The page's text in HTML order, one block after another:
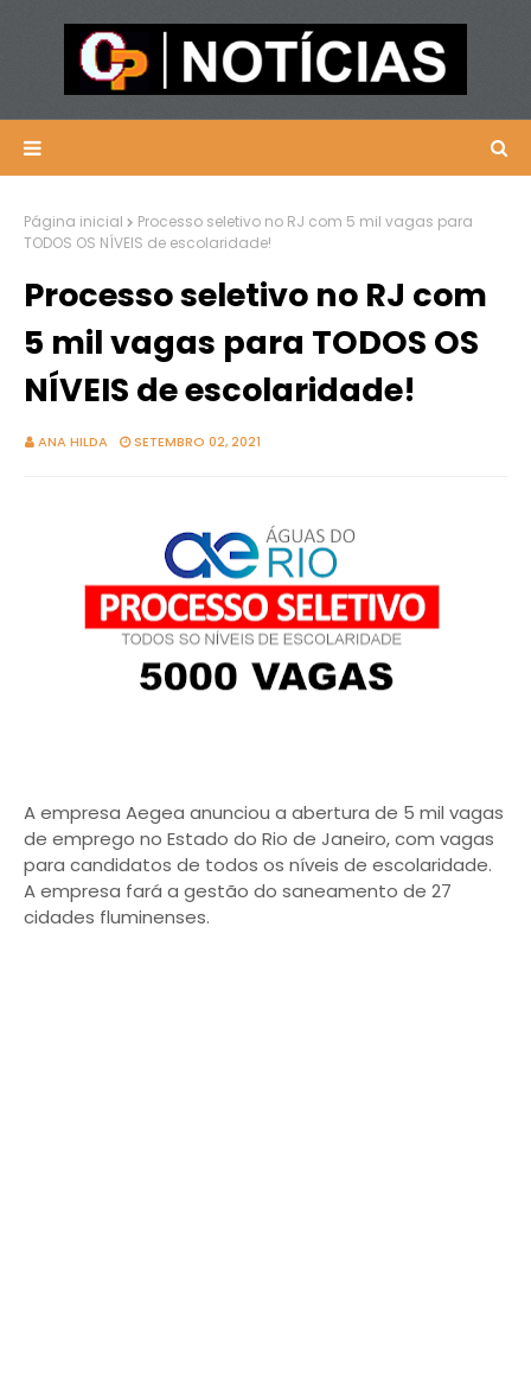
Página inicial
Processo seletivo no RJ com 5 mil vagas para
TODOS OS NÍVEIS de escolaridade!
Processo seletivo no RJ com
5 mil vagas para TODOS OS
NÍVEIS de escolaridade!
ANA HILDA SETEMBRO 02, 2021
A empresa Aegea anunciou a abertura de 5 mil vagas
de emprego no Estado do Rio de Janeiro, com vagas
para candidatos de todos os níveis de escolaridade.
A empresa fará a gestão do saneamento de 27
cidades fluminenses.